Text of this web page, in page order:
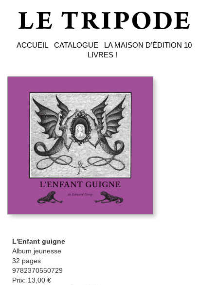
ACCUEIL CATALOGUE LA MAISON D’ÉDITION 10
LIVRES !
L'Enfant guigne
Album jeunesse
32 pages
9782370550729
Prix: 13,00 €